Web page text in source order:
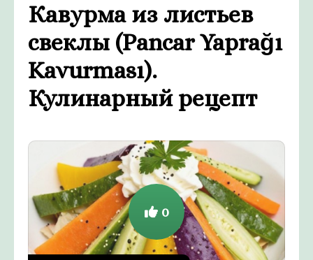
Кавурма из листьев
свеклы (Pancar Yaprağı
Kavurması).
Кулинарный рецепт
0